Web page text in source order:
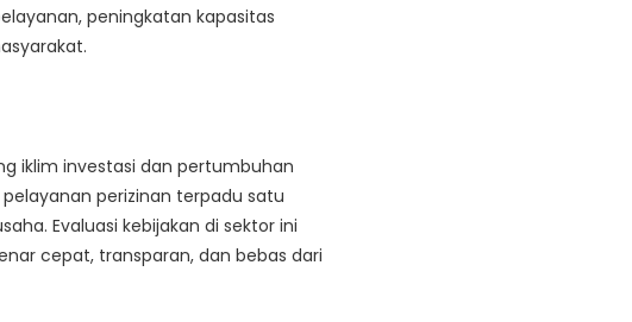
peningkatan kapasitas
iklim investasi dan pertumbuhan
perizinan terpadu satu
Evaluasi kebijakan di sektor ini
cepat, transparan, dan bebas dari